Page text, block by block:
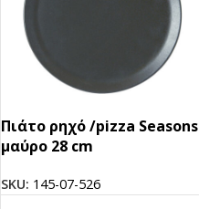
Πιάτο ρηχό /pizza Seasons
μαύρο 28 cm
SKU: 145-07-526